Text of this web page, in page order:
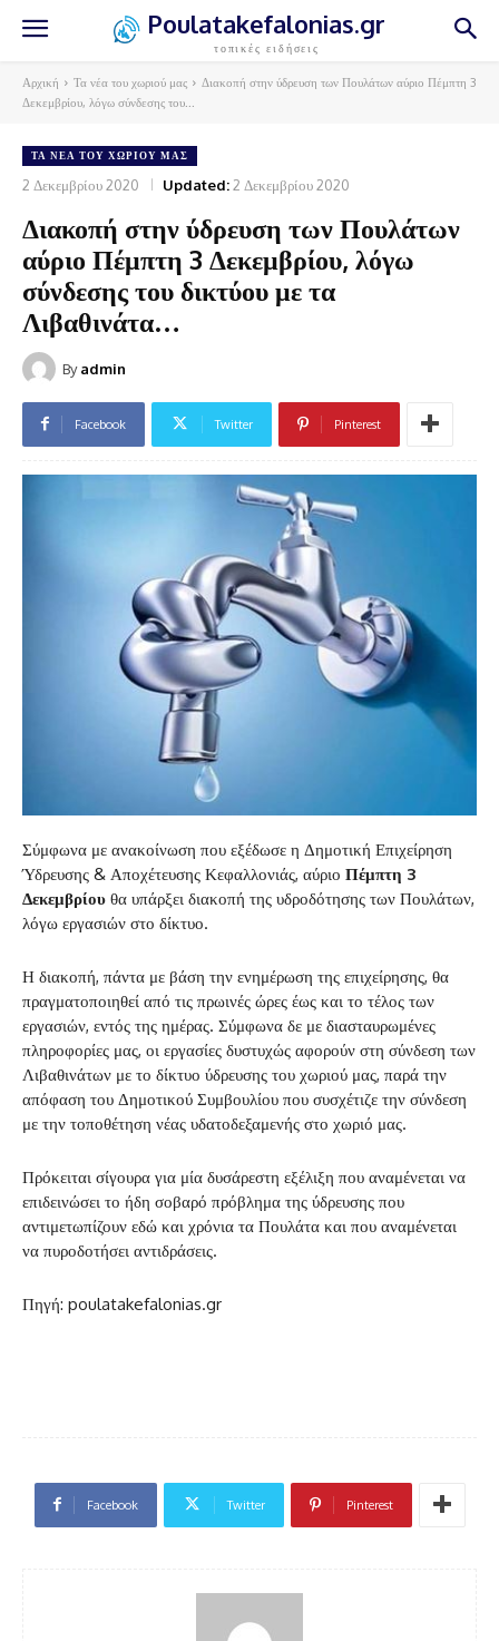
Poulatakefalonias.gr
τοπικές ειδήσεις
Αρχική Τα νέα του χωριού μας
Διακοπή στην ύδρευση των Πουλάτων αύριο Πέμπτη 3
Δεκεμβρίου, λόγω σύνδεσης του...
ΤΑ ΝΈΑ ΤΟΥ ΧΩΡΙΟΎ ΜΑΣ
2 Δεκεμβρίου 2020 Updated:2 Δεκεμβρίου 2020
Διακοπή στην ύδρευση των Πουλάτων
αύριο Πέμπτη 3 Δεκεμβρίου, λόγω
σύνδεσης του δικτύου με τα
Λιβαθινάτα…
By admin
Facebook Twitter Pinterest
Σύμφωνα με ανακοίνωση που εξέδωσε η Δημοτική Επιχείρηση
Ύδρευσης & Αποχέτευσης Κεφαλλονιάς, αύριο Πέμπτη 3
Δεκεμβρίου θα υπάρξει διακοπή της υδροδότησης των Πουλάτων,
λόγω εργασιών στο δίκτυο.
Η διακοπή, πάντα με βάση την ενημέρωση της επιχείρησης, θα
πραγματοποιηθεί από τις πρωινές ώρες έως και το τέλος των
εργασιών, εντός της ημέρας. Σύμφωνα δε με διασταυρωμένες
πληροφορίες μας, οι εργασίες δυστυχώς αφορούν στη σύνδεση των
Λιβαθινάτων με το δίκτυο ύδρευσης του χωριού μας, παρά την
απόφαση του Δημοτικού Συμβουλίου που συσχέτιζε την σύνδεση
με την τοποθέτηση νέας υδατοδεξαμενής στο χωριό μας.
Πρόκειται σίγουρα για μία δυσάρεστη εξέλιξη που αναμένεται να
επιδεινώσει το ήδη σοβαρό πρόβλημα της ύδρευσης που
αντιμετωπίζουν εδώ και χρόνια τα Πουλάτα και που αναμένεται
να πυροδοτήσει αντιδράσεις.
Πηγή: poulatakefalonias.gr
Facebook Twitter Pinterest